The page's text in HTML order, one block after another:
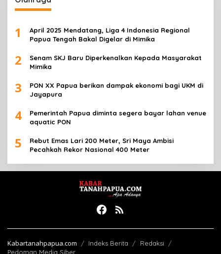
1
April 2025 Mendatang, Liga 4 Indonesia Regional
Papua Tengah Bakal Digelar di Mimika
2
Senam SKJ Baru Diperkenalkan Kepada Masyarakat
Mimika
3
PON XX Papua berikan dampak ekonomi bagi UKM di
Jayapura
4
Pemerintah Papua diminta segera bayar lahan venue
aquatic PON
5
Rebut Emas Lari 200 Meter, Sri Maya Ambisi
Pecahkah Rekor Nasional 400 Meter
Kabartanahpapua.com Indeks Berita
Redaksi
Pedoman Media Siber